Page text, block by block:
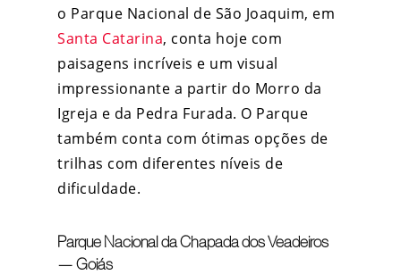
o Parque Nacional de São Joaquim, em
Santa Catarina, conta hoje com
paisagens incríveis e um visual
impressionante a partir do Morro da
Igreja e da Pedra Furada. O Parque
também conta com ótimas opções de
trilhas com diferentes níveis de
dificuldade.
Parque Nacional da Chapada dos Veadeiros
— Goiás